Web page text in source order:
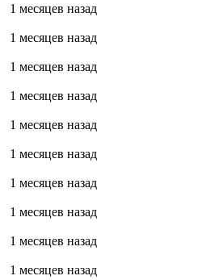
1 месяцев назад
1 месяцев назад
1 месяцев назад
1 месяцев назад
1 месяцев назад
1 месяцев назад
1 месяцев назад
1 месяцев назад
1 месяцев назад
1 месяцев назад